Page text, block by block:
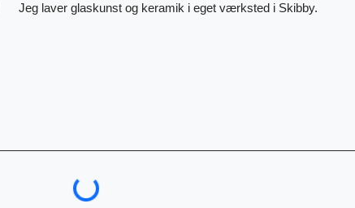
Jeg laver glaskunst og keramik i eget værksted i Skibby.
Loading...